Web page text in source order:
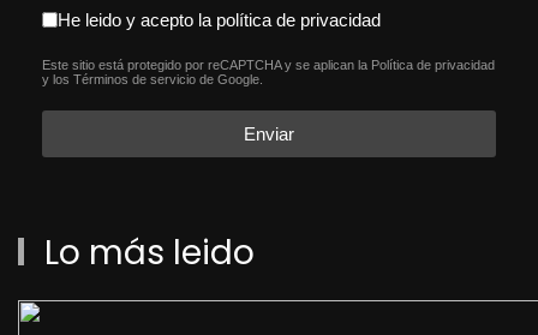
aceptacion política de
He leido y acepto la política de privacidad
reCAPTCHA*
Este sitio está protegido por reCAPTCHA y se aplican la Política de privacidad
y los Términos de servicio de Google.
Enviar
Lo más leido